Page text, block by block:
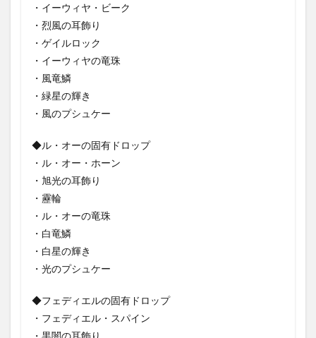
・イーウィヤ・ビーク
・烈風の耳飾り
・ゲイルロック
・イーウィヤの竜珠
・風竜鱗
・緑星の輝き
・風のプシュケー
◆ル・オーの固有ドロップ
・ル・オー・ホーン
・旭光の耳飾り
・靂輪
・ル・オーの竜珠
・白竜鱗
・白星の輝き
・光のプシュケー
◆フェディエルの固有ドロップ
・フェディエル・スパイン
・黒闇の耳飾り